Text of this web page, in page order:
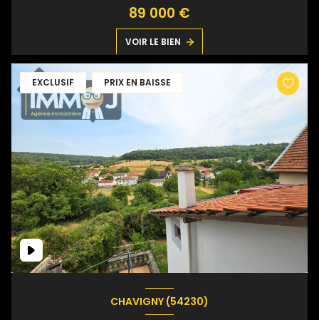
89 000 €
VOIR LE BIEN
EXCLUSIF PRIX EN BAISSE
CHAVIGNY (54230)